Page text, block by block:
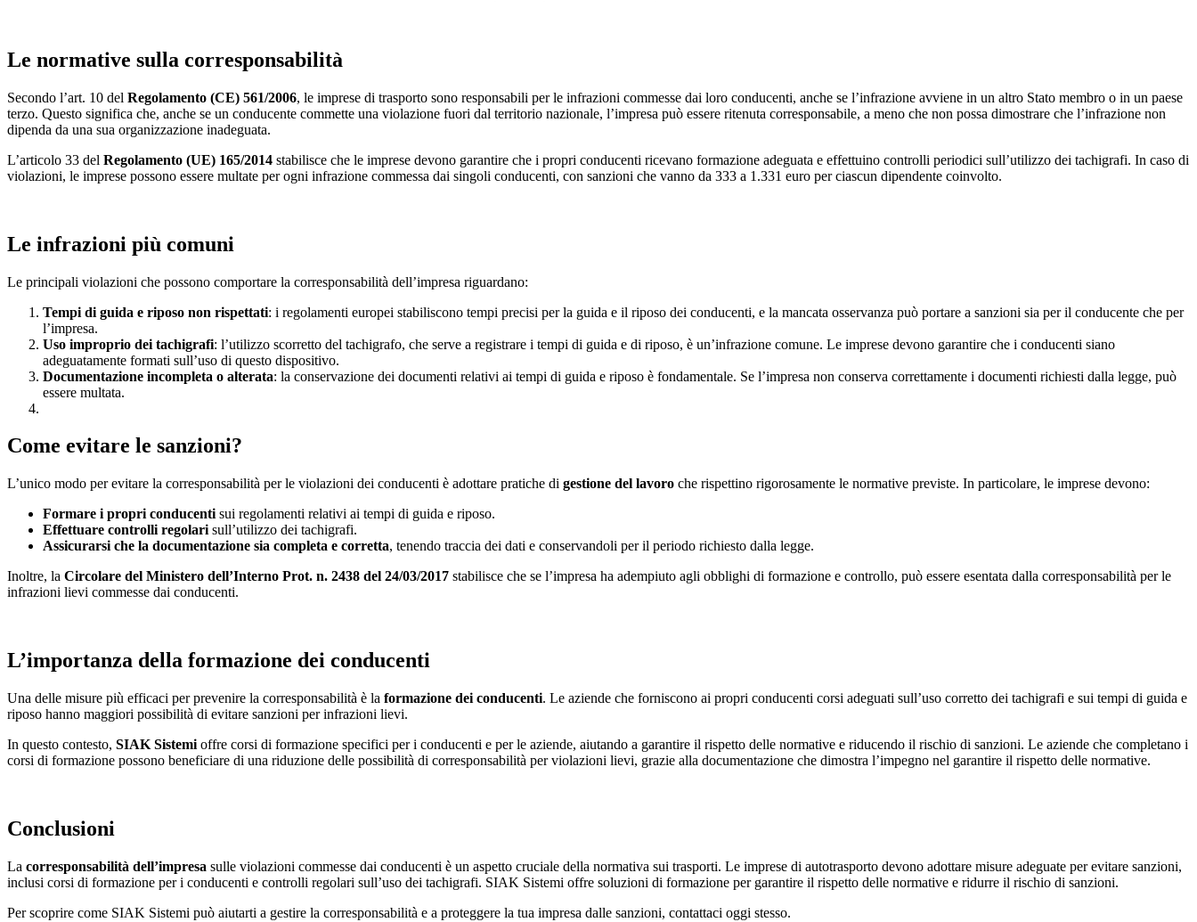
Le normative sulla corresponsabilità
Secondo l’art. 10 del Regolamento (CE) 561/2006, le imprese di trasporto sono responsabili per le infrazioni commesse dai loro conducenti, anche se l’infrazione avviene in un altro Stato membro o in un paese
terzo. Questo significa che, anche se un conducente commette una violazione fuori dal territorio nazionale, l’impresa può essere ritenuta corresponsabile, a meno che non possa dimostrare che l’infrazione non
dipenda da una sua organizzazione inadeguata.
L’articolo 33 del Regolamento (UE) 165/2014 stabilisce che le imprese devono garantire che i propri conducenti ricevano formazione adeguata e effettuino controlli periodici sull’utilizzo dei tachigrafi. In caso di
violazioni, le imprese possono essere multate per ogni infrazione commessa dai singoli conducenti, con sanzioni che vanno da 333 a 1.331 euro per ciascun dipendente coinvolto.
Le infrazioni più comuni
Le principali violazioni che possono comportare la corresponsabilità dell’impresa riguardano:
Tempi di guida e riposo non rispettati: i regolamenti europei stabiliscono tempi precisi per la guida e il riposo dei conducenti, e la mancata osservanza può portare a sanzioni sia per il conducente che per
l’impresa.
Uso improprio dei tachigrafi: l’utilizzo scorretto del tachigrafo, che serve a registrare i tempi di guida e di riposo, è un’infrazione comune. Le imprese devono garantire che i conducenti siano
adeguatamente formati sull’uso di questo dispositivo.
Documentazione incompleta o alterata: la conservazione dei documenti relativi ai tempi di guida e riposo è fondamentale. Se l’impresa non conserva correttamente i documenti richiesti dalla legge, può
essere multata.
Come evitare le sanzioni?
L’unico modo per evitare la corresponsabilità per le violazioni dei conducenti è adottare pratiche di gestione del lavoro che rispettino rigorosamente le normative previste. In particolare, le imprese devono:
Formare i propri conducenti sui regolamenti relativi ai tempi di guida e riposo.
Effettuare controlli regolari sull’utilizzo dei tachigrafi.
Assicurarsi che la documentazione sia completa e corretta, tenendo traccia dei dati e conservandoli per il periodo richiesto dalla legge.
Inoltre, la Circolare del Ministero dell’Interno Prot. n. 2438 del 24/03/2017 stabilisce che se l’impresa ha adempiuto agli obblighi di formazione e controllo, può essere esentata dalla corresponsabilità per le
infrazioni lievi commesse dai conducenti.
L’importanza della formazione dei conducenti
Una delle misure più efficaci per prevenire la corresponsabilità è la formazione dei conducenti. Le aziende che forniscono ai propri conducenti corsi adeguati sull’uso corretto dei tachigrafi e sui tempi di guida e
riposo hanno maggiori possibilità di evitare sanzioni per infrazioni lievi.
In questo contesto, SIAK Sistemi offre corsi di formazione specifici per i conducenti e per le aziende, aiutando a garantire il rispetto delle normative e riducendo il rischio di sanzioni. Le aziende che completano i
corsi di formazione possono beneficiare di una riduzione delle possibilità di corresponsabilità per violazioni lievi, grazie alla documentazione che dimostra l’impegno nel garantire il rispetto delle normative.
Conclusioni
La corresponsabilità dell’impresa sulle violazioni commesse dai conducenti è un aspetto cruciale della normativa sui trasporti. Le imprese di autotrasporto devono adottare misure adeguate per evitare sanzioni,
inclusi corsi di formazione per i conducenti e controlli regolari sull’uso dei tachigrafi. SIAK Sistemi offre soluzioni di formazione per garantire il rispetto delle normative e ridurre il rischio di sanzioni.
Per scoprire come SIAK Sistemi può aiutarti a gestire la corresponsabilità e a proteggere la tua impresa dalle sanzioni, contattaci oggi stesso.